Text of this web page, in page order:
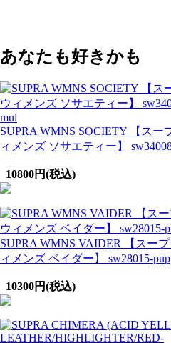
あなたも好きかも
SUPRA WMNS SOCIETY 【スー
ィメンズ ソサエティー】
10800円(税込)
SUPRA WMNS VAIDER 【スープ
ィメンズ ベイダー】 sw28015-pup
10300円(税込)